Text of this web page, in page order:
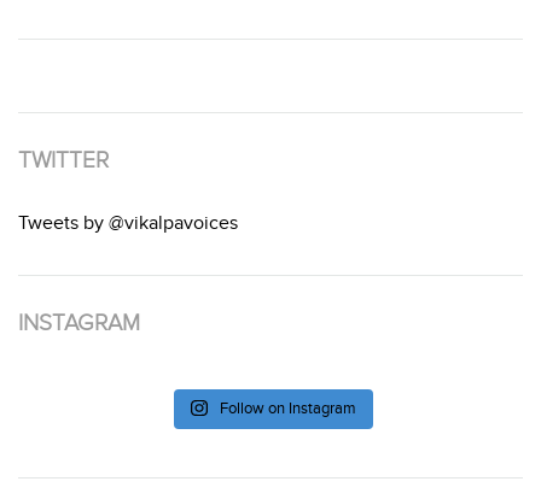
TWITTER
Tweets by @vikalpavoices
INSTAGRAM
Follow on Instagram